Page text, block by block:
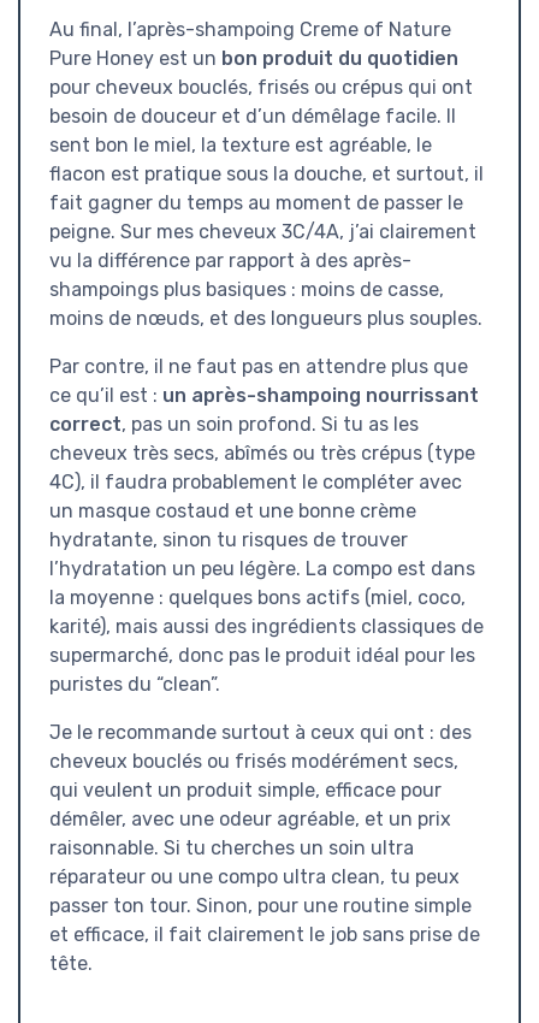
Au final, l’après-shampoing Creme of Nature
Pure Honey est un bon produit du quotidien
pour cheveux bouclés, frisés ou crépus qui ont
besoin de douceur et d’un démêlage facile. Il
sent bon le miel, la texture est agréable, le
flacon est pratique sous la douche, et surtout, il
fait gagner du temps au moment de passer le
peigne. Sur mes cheveux 3C/4A, j’ai clairement
vu la différence par rapport à des après-
shampoings plus basiques : moins de casse,
moins de nœuds, et des longueurs plus souples.
Par contre, il ne faut pas en attendre plus que
ce qu’il est : un après-shampoing nourrissant
correct, pas un soin profond. Si tu as les
cheveux très secs, abîmés ou très crépus (type
4C), il faudra probablement le compléter avec
un masque costaud et une bonne crème
hydratante, sinon tu risques de trouver
l’hydratation un peu légère. La compo est dans
la moyenne : quelques bons actifs (miel, coco,
karité), mais aussi des ingrédients classiques de
supermarché, donc pas le produit idéal pour les
puristes du “clean”.
Je le recommande surtout à ceux qui ont : des
cheveux bouclés ou frisés modérément secs,
qui veulent un produit simple, efficace pour
démêler, avec une odeur agréable, et un prix
raisonnable. Si tu cherches un soin ultra
réparateur ou une compo ultra clean, tu peux
passer ton tour. Sinon, pour une routine simple
et efficace, il fait clairement le job sans prise de
tête.